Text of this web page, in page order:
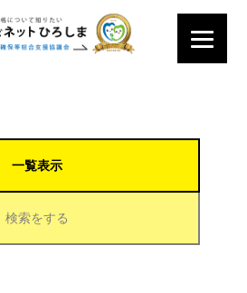
一覧表示
検索をする